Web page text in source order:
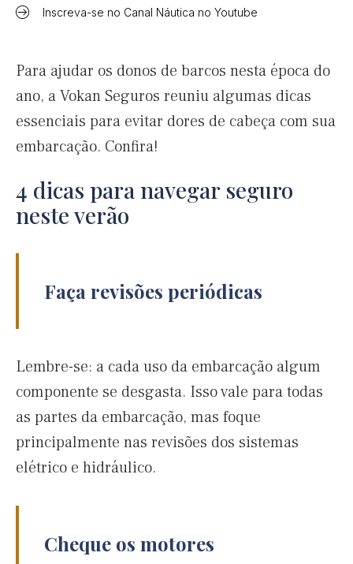
Inscreva-se no Canal Náutica no Youtube
Para ajudar os donos de barcos nesta época do
ano, a Vokan Seguros reuniu algumas dicas
essenciais para evitar dores de cabeça com sua
embarcação. Confira!
4 dicas para navegar seguro
neste verão
Faça revisões periódicas
Lembre-se: a cada uso da embarcação algum
componente se desgasta. Isso vale para todas
as partes da embarcação, mas foque
principalmente nas revisões dos sistemas
elétrico e hidráulico.
Cheque os motores